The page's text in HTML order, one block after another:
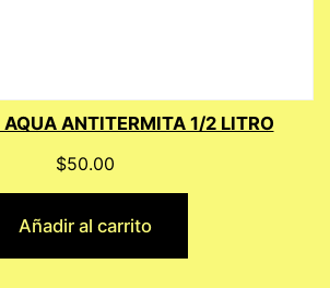
ANTITERMITA 1/2 LITRO
$50.00
Añadir al carrito